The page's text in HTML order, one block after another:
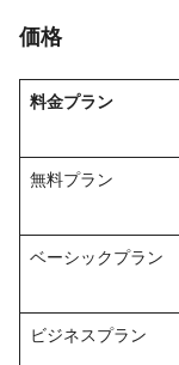
価格
料金プラン
無料プラン
ベーシックプラン
ビジネスプラン